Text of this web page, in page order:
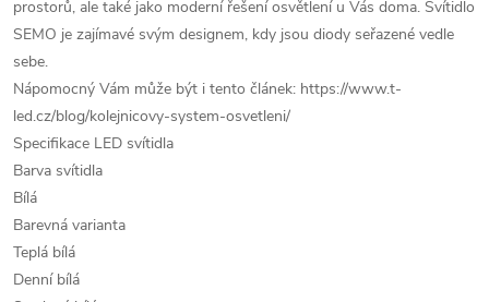
prostorů, ale také jako moderní řešení osvětlení u Vás doma. Svítidlo
SEMO je zajímavé svým designem, kdy jsou diody seřazené vedle
sebe.
Nápomocný Vám může být i tento článek: https://www.t-
led.cz/blog/kolejnicovy-system-osvetleni/
Specifikace LED svítidla
Barva svítidla
Bílá
Barevná varianta
Teplá bílá
Denní bílá